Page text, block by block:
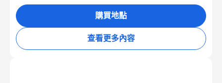
購買地點
查看更多內容